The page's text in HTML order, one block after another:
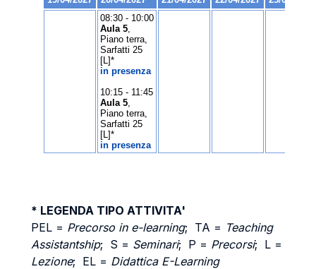
* LEGENDA TIPO ATTIVITA'
PEL = Precorso in e-learning; TA = Teaching
Assistantship; S = Seminari; P = Precorsi; L =
Lezione; EL = Didattica E-Learning